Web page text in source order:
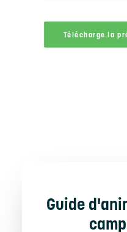
Télécharge la
Guide